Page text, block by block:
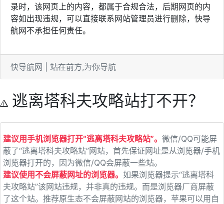
录时，该网页上的内容，都属于合规合法，后期网页的内
容如出现违规，可以直接联系网站管理员进行删除，快导
航网不承担任何责任。
快导航网 | 站在前方,为你导航
逃离塔科夫攻略站打不开？
建议用手机浏览器打开“逃离塔科夫攻略站”。 微信/QQ可能屏
蔽了“逃离塔科夫攻略站”网站，首先保证网址是从浏览器/手机
浏览器打开的，因为微信/QQ会屏蔽一些站。
建议使用不会屏蔽网址的浏览器。 如果浏览器提示“逃离塔科
夫攻略站”该网站违规，并非真的违规。而是浏览器厂商屏蔽
了这个站。推荐原生态不会屏蔽网站的浏览器，苹果可以用自